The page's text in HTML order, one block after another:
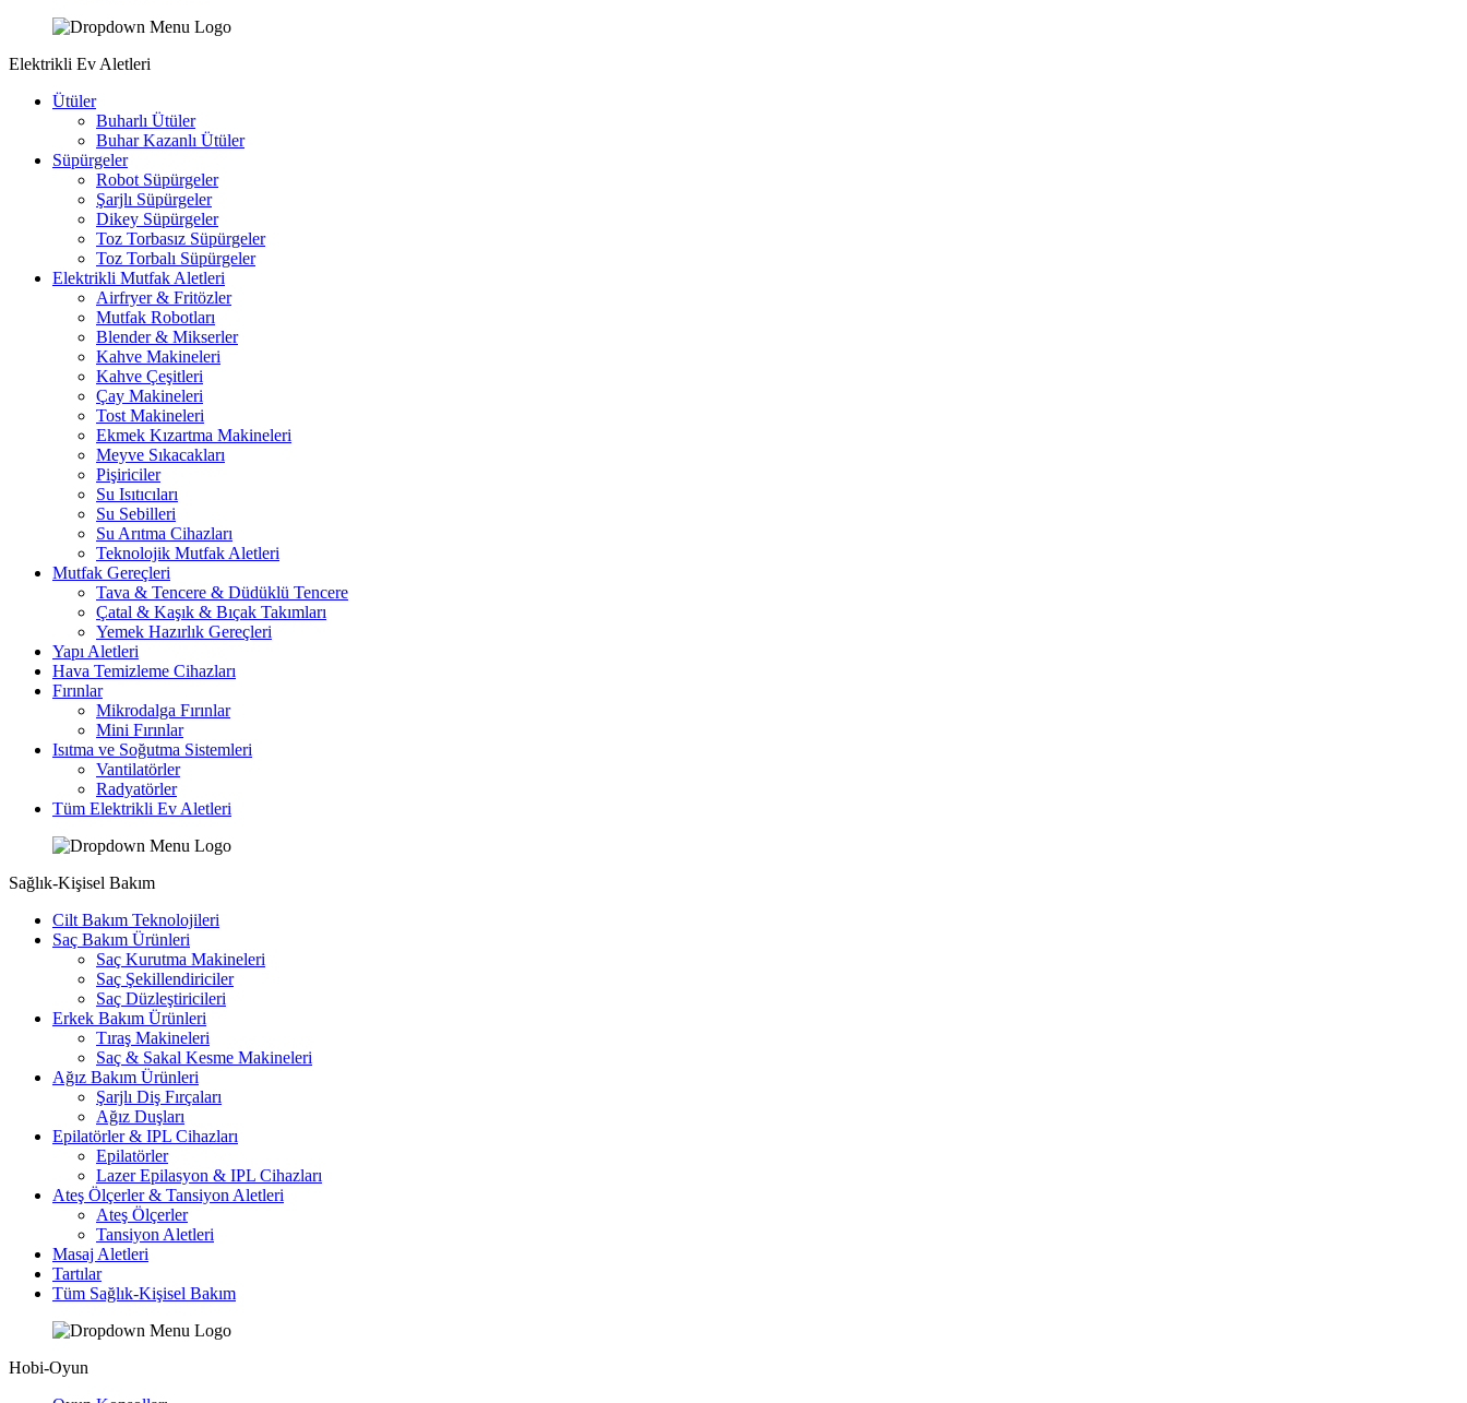
Elektrikli Ev Aletleri
Ütüler
Buharlı Ütüler
Buhar Kazanlı Ütüler
Süpürgeler
Robot Süpürgeler
Şarjlı Süpürgeler
Dikey Süpürgeler
Toz Torbasız Süpürgeler
Toz Torbalı Süpürgeler
Elektrikli Mutfak Aletleri
Airfryer & Fritözler
Mutfak Robotları
Blender & Mikserler
Kahve Makineleri
Kahve Çeşitleri
Çay Makineleri
Tost Makineleri
Ekmek Kızartma Makineleri
Meyve Sıkacakları
Pişiriciler
Su Isıtıcıları
Su Sebilleri
Su Arıtma Cihazları
Teknolojik Mutfak Aletleri
Mutfak Gereçleri
Tava & Tencere & Düdüklü Tencere
Çatal & Kaşık & Bıçak Takımları
Yemek Hazırlık Gereçleri
Yapı Aletleri
Hava Temizleme Cihazları
Fırınlar
Mikrodalga Fırınlar
Mini Fırınlar
Isıtma ve Soğutma Sistemleri
Vantilatörler
Radyatörler
Tüm Elektrikli Ev Aletleri
Sağlık-Kişisel Bakım
Cilt Bakım Teknolojileri
Saç Bakım Ürünleri
Saç Kurutma Makineleri
Saç Şekillendiriciler
Saç Düzleştiricileri
Erkek Bakım Ürünleri
Tıraş Makineleri
Saç & Sakal Kesme Makineleri
Ağız Bakım Ürünleri
Şarjlı Diş Fırçaları
Ağız Duşları
Epilatörler & IPL Cihazları
Epilatörler
Lazer Epilasyon & IPL Cihazları
Ateş Ölçerler & Tansiyon Aletleri
Ateş Ölçerler
Tansiyon Aletleri
Masaj Aletleri
Tartılar
Tüm Sağlık-Kişisel Bakım
Hobi-Oyun